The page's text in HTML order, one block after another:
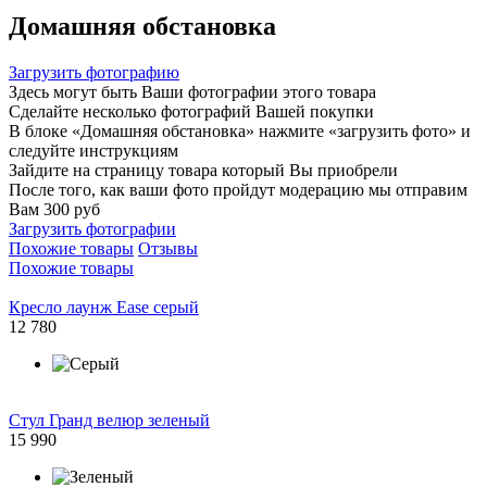
Домашняя обстановка
Загрузить фотографию
Здесь могут быть Ваши фотографии этого товара
Сделайте несколько фотографий Вашей покупки
В блоке «Домашняя обстановка» нажмите «загрузить фото» и
следуйте инструкциям
Зайдите на страницу товара который Вы приобрели
После того, как ваши фото пройдут модерацию мы отправим
Вам 300 руб
Загрузить фотографии
Похожие товары Отзывы
Похожие товары
Кресло лаунж Ease серый
12 780
Стул Гранд велюр зеленый
15 990